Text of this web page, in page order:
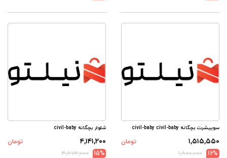
سوییشرت بچگانه civil-baby civil-baby
۱,۵۱۵,۵۵۰
تومان
16%
۱,۸۰۰,۰۰۰
شلوار بچگانه civil-baby
۴,۱۴۱,۲۰۰
تومان
15%
۴,۸۷۲,۰۰۰